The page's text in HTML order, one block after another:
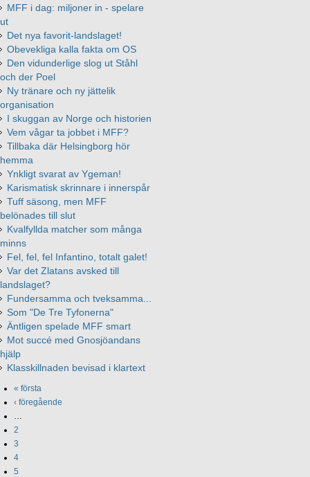
MFF i dag: miljoner in - spelare
ut
Det nya favorit-landslaget!
Obevekliga kalla fakta om OS
Den vidunderlige slog ut Ståhl
och der Poel
Ny tränare och ny jättelik
organisation
I skuggan av Norge och historien
Vem vågar ta jobbet i MFF?
Tillbaka där Helsingborg hör
hemma
Ynkligt svarat av Ygeman!
Karismatisk skrinnare i innerspår
Tuff säsong, men MFF
belönades till slut
Kvalfyllda matcher som många
minns
Fel, fel, fel Infantino, totalt galet!
Var det Zlatans avsked till
landslaget?
Fundersamma och tveksamma...
Som "De Tre Tyfonerna"
Äntligen spelade MFF smart
Mot succé med Gnosjöandans
hjälp
Klasskillnaden bevisad i klartext
« första
‹ föregående
…
2
3
4
5